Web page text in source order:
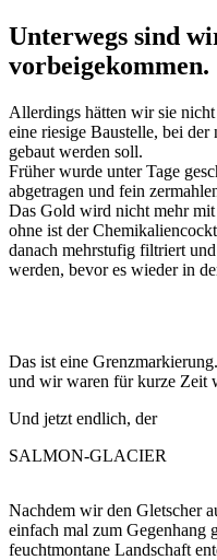
Unterwegs sind
vorbeigekommen.
Allerdings hätten wir sie nicht
eine riesige Baustelle, bei
gebaut werden soll.
Früher wurde unter Tage
abgetragen und fein
Das Gold wird nicht mehr mit
ohne ist der
danach mehrstufig filtriert
werden, bevor es wieder in
Das ist eine
und wir waren für kurze Zeit
Und jetzt endlich, der
SALMON-GLACIER
Nachdem wir den Gletscher
einfach mal zum Gegenhang
feuchtmontane Landschaft